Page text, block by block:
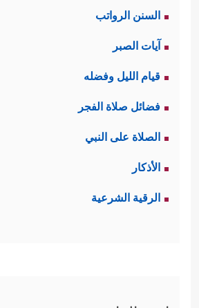
السنن الرواتب
آيات الصبر
قيام الليل وفضله
فضائل صلاة الفجر
الصلاة على النبي
الأذكار
الرقية الشرعية